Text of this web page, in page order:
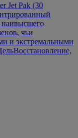
Jet Pak (30
чьи
и экстремальными
Восстановление,